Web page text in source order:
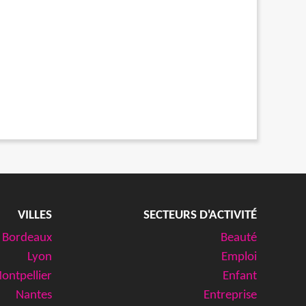
SECTEURS D'ACTIVITÉ
Beauté
Emploi
Enfant
Entreprise
VILLES
Bordeaux
Lyon
Nantes